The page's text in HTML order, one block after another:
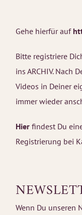
Gehe hierfür auf
Bitte registriere
ins ARCHIV. Nach
Videos in Deiner
immer wieder
Hier findest Du
Registrierung bei
Wenn Du unseren